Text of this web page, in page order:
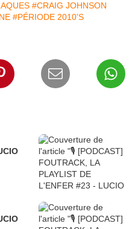
#CRAIG JOHNSON
#PÉRIODE 2010'S